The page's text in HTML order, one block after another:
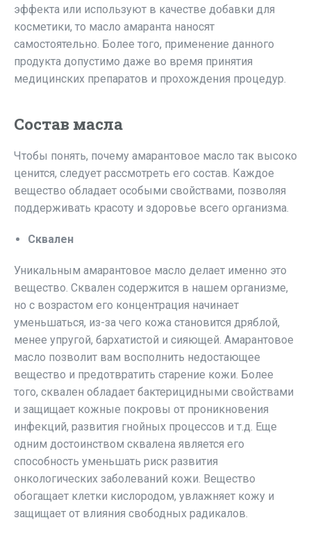
эффекта или используют в качестве добавки для
косметики, то масло амаранта наносят
самостоятельно. Более того, применение данного
продукта допустимо даже во время принятия
медицинских препаратов и прохождения процедур.
Состав масла
Чтобы понять, почему амарантовое масло так высоко
ценится, следует рассмотреть его состав. Каждое
вещество обладает особыми свойствами, позволяя
поддерживать красоту и здоровье всего организма.
Сквален
Уникальным амарантовое масло делает именно это
вещество. Сквален содержится в нашем организме,
но с возрастом его концентрация начинает
уменьшаться, из-за чего кожа становится дряблой,
менее упругой, бархатистой и сияющей. Амарантовое
масло позволит вам восполнить недостающее
вещество и предотвратить старение кожи. Более
того, сквален обладает бактерицидными свойствами
и защищает кожные покровы от проникновения
инфекций, развития гнойных процессов и т.д. Еще
одним достоинством сквалена является его
способность уменьшать риск развития
онкологических заболеваний кожи. Вещество
обогащает клетки кислородом, увлажняет кожу и
защищает от влияния свободных радикалов.